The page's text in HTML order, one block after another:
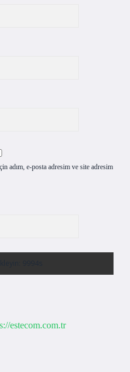
adım, e-posta adresim ve site adresim
estecom.com.tr